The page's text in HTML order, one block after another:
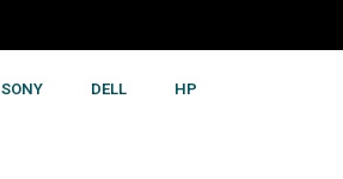
SONY DELL HP